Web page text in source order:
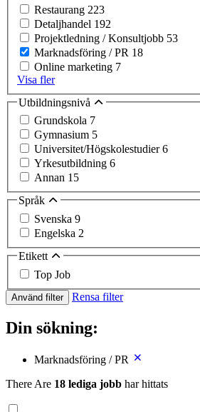
Restaurang 223
Detaljhandel 192
Projektledning / Konsultjobb 53
Marknadsföring / PR 18
Online marketing 7
Visa fler
Utbildningsnivå
Grundskola 7
Gymnasium 5
Universitet/Högskolestudier6
Yrkesutbildning 6
Annan 15
Språk
Svenska 9
Engelska 2
Etikett
Top Job
Använd filter Rensa filter
Din sökning:
Marknadsföring / PR
There Are 18 lediga jobb har hittats